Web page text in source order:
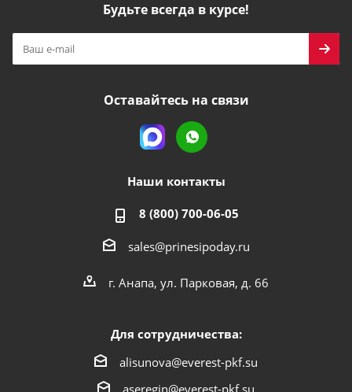
Будьте всегда в курсе!
Оставайтесь на связи
Наши контакты
8 (800) 700-06-05
sales@prinesipoday.ru
г. Анапа, ул. Парковая, д. 66
Для сотрудничества:
alisunova@everest-pkf.su
aseregin@everest-pkf.su